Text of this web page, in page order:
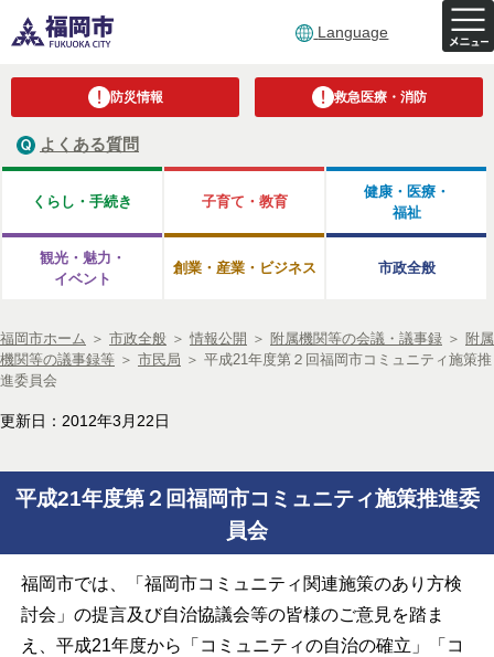
Language
防災情報 救急医療・消防
よくある質問
くらし・手続き 子育て・教育
健康・医療・
福祉
観光・魅力・
イベント
創業・産業・ビジネス 市政全般
福岡市ホーム ＞ 市政全般 ＞ 情報公開 ＞ 附属機関等の会議・議事録 ＞ 附属
機関等の議事録等 ＞ 市民局 ＞ 平成21年度第２回福岡市コミュニティ施策推
進委員会
更新日：2012年3月22日
平成21年度第２回福岡市コミュニティ施策推進委
員会
福岡市では、「福岡市コミュニティ関連施策のあり方検
討会」の提言及び自治協議会等の皆様のご意見を踏ま
え、平成21年度から「コミュニティの自治の確立」「コ